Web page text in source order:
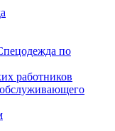
по
работников